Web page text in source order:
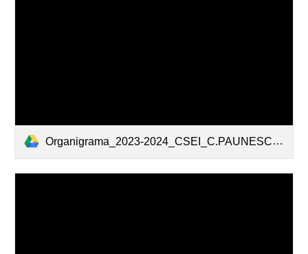
Organigrama_2023-2024_CSEI_C.PAUNESCU_RECAS-site.pdf